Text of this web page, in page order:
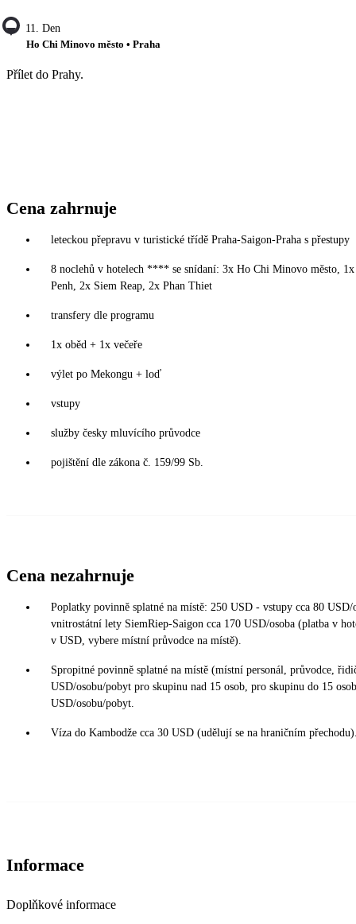
11. Den
Ho Chi Minovo město • Praha
Přílet do Prahy.
Cena zahrnuje
leteckou přepravu v turistické třídě Praha-Saigon-Praha s přestupy
8 noclehů v hotelech **** se snídaní: 3x Ho Chi Minovo město, 1x
Penh, 2x Siem Reap, 2x Phan Thiet
transfery dle programu
1x oběd + 1x večeře
výlet po Mekongu + loď
vstupy
služby česky mluvícího průvodce
pojištění dle zákona č. 159/99 Sb.
Cena nezahrnuje
Poplatky povinně splatné na místě: 250 USD - vstupy cca 80 USD/
vnitrostátní lety SiemRiep-Saigon cca 170 USD/osoba (platba v
v USD, vybere místní průvodce na místě).
Spropitné povinně splatné na místě (místní personál, průvodce,
USD/osobu/pobyt pro skupinu nad 15 osob, pro skupinu do 15
USD/osobu/pobyt.
Víza do Kambodže cca 30 USD (udělují se na hraničním
Informace
Doplňkové informace